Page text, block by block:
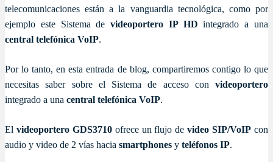
telecomunicaciones están a la vanguardia tecnológica, como por
ejemplo este Sistema devideoportero IP HD integrado a una
central telefónica VoIP.
Por lo tanto, en esta entrada de blog, compartiremos contigo lo que
necesitas saber sobre el Sistema de acceso con videoportero
integrado a una central telefónica VoIP.
El videoportero GDS3710ofrece un flujo devideo SIP/VoIP con
audio y video de 2 vías hacia smartphones y teléfonos IP.